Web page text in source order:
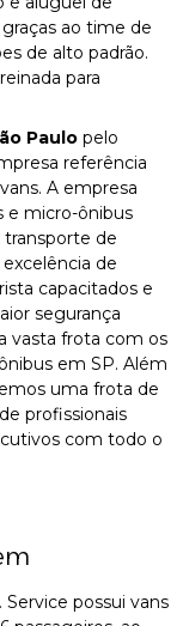
ao time de
de alto padrão.
para
Paulo pelo
referência
A empresa
e micro-ônibus
transporte de
de
capacitados e
segurança
vasta frota com os
em SP. Além
uma frota de
profissionais
com todo o
Service possui vans